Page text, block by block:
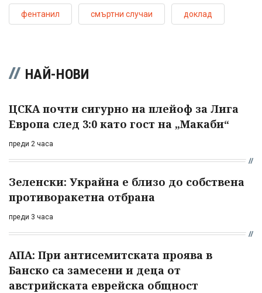
фентанил смъртни случаи доклад
НАЙ-НОВИ
ЦСКА почти сигурно на плейоф за Лига
Европа след 3:0 като гост на „Макаби“
преди 2 часа
Зеленски: Украйна е близо до собствена
противоракетна отбрана
преди 3 часа
АПА: При антисемитската проява в
Банско са замесени и деца от
австрийската еврейска общност